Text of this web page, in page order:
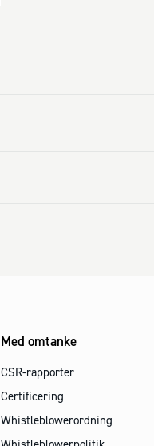
Med omtanke
CSR-rapporter
Certificering
Whistleblowerordning